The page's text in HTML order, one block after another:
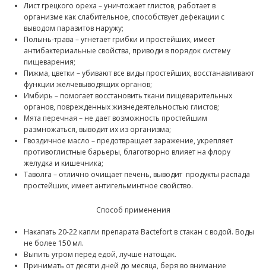
Лист грецкого ореха – уничтожает глистов, работает в
организме как слабительное, способствует дефекации с
выводом паразитов наружу;
Полынь-трава – угнетает грибки и простейших, имеет
антибактериальные свойства, приводи в порядок систему
пищеварения;
Пижма, цветки – убивают все виды простейших, восстанавливают
функции желчевыводящих органов;
Имбирь – помогает восстановить ткани пищеварительных
органов, поврежденных жизнедеятельностью глистов;
Мята перечная – не дает возможность простейшим
размножаться, выводит их из организма;
Гвоздичное масло – предотвращает заражение, укрепляет
противоглистные барьеры, благотворно влияет на флору
желудка и кишечника;
Таволга – отлично очищает печень, выводит продукты распада
простейших, имеет антигельминтное свойство.
Способ применения
Накапать 20-22 капли препарата Bactefort в стакан с водой. Воды
не более 150 мл.
Выпить утром перед едой, лучше натощак.
Принимать от десяти дней до месяца, беря во внимание